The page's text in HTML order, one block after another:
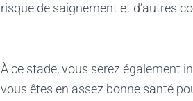
risque de saignement et d’autres
À ce stade, vous serez également
vous êtes en assez bonne santé